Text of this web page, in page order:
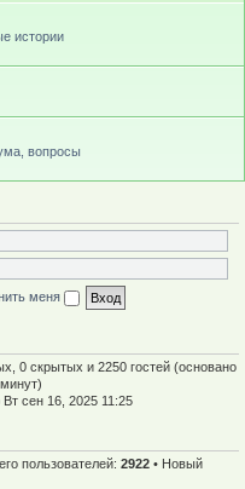
истории
вопросы
меня
0 скрытых и 2250 гостей (основано
сен 16, 2025 11:25
пользователей: 2922 • Новый